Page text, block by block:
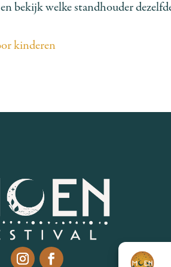
bekijk welke standhouder
kinderen